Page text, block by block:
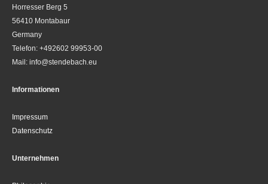
Horresser Berg 5
56410 Montabaur
Germany
Telefon: +492602 99953-00
Mail: info@stendebach.eu
Informationen
Impressum
Datenschutz
Unternehmen